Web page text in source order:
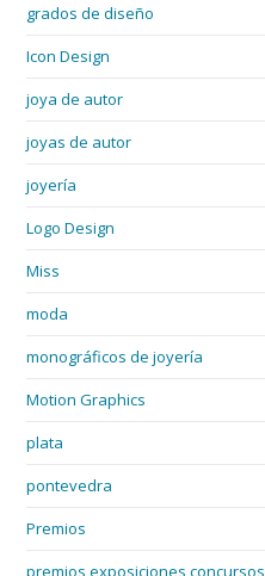
grados de diseño
Icon Design
joya de autor
joyas de autor
joyería
Logo Design
Miss
moda
monográficos de joyería
Motion Graphics
plata
pontevedra
Premios
premios exposiciones concursos